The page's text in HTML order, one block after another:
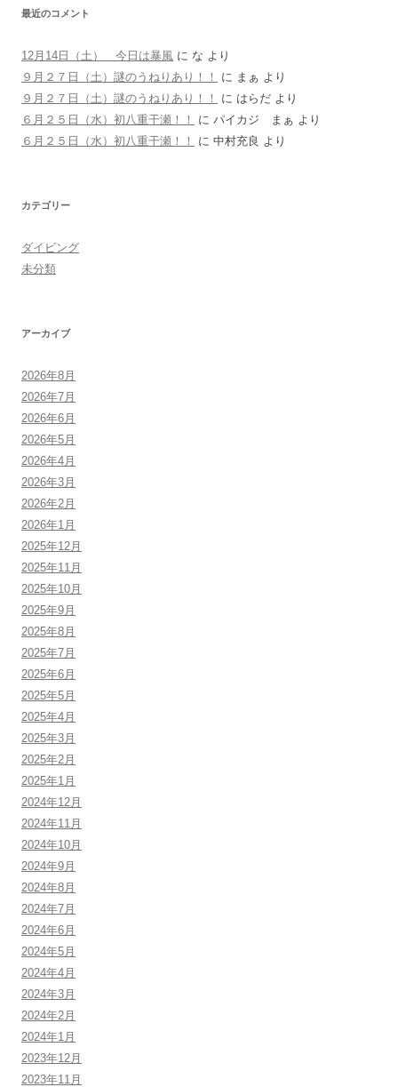
最近のコメント
12月14日（土） 今日は暴風 に な より
９月２７日（土）謎のうねりあり！！
に まぁ より
９月２７日（土）謎のうねりあり！！
に はらだ より
６月２５日（水）初八重干瀬！！
に パイカジ まぁ より
６月２５日（水）初八重干瀬！！
に 中村充良 より
カテゴリー
ダイビング
未分類
アーカイブ
2026年8月
2026年7月
2026年6月
2026年5月
2026年4月
2026年3月
2026年2月
2026年1月
2025年12月
2025年11月
2025年10月
2025年9月
2025年8月
2025年7月
2025年6月
2025年5月
2025年4月
2025年3月
2025年2月
2025年1月
2024年12月
2024年11月
2024年10月
2024年9月
2024年8月
2024年7月
2024年6月
2024年5月
2024年4月
2024年3月
2024年2月
2024年1月
2023年12月
2023年11月